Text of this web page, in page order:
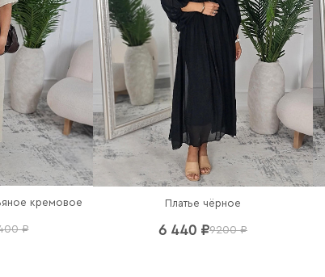
кремовое
₽
Платье чёрное
6 440 ₽9200 ₽